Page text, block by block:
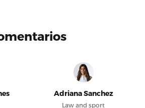
Adriana Sanchez
Law and sport